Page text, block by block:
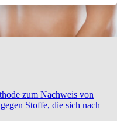
zum Nachweis von
Stoffe, die sich nach